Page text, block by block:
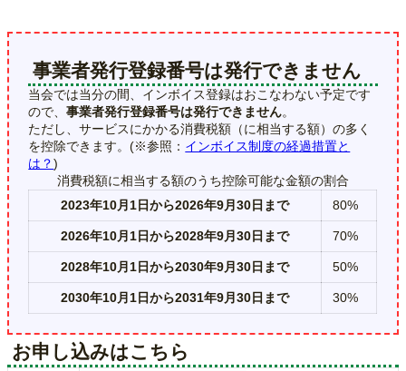
事業者発行登録番号は発行できません
当会では当分の間、インボイス登録はおこなわない予定です
ので、事業者発行登録番号は発行できません。
ただし、サービスにかかる消費税額（に相当する額）の多く
を控除できます。(※参照： インボイス制度の経過措置と
は？)
消費税額に相当する額のうち控除可能な金額の割合
2023年10月1日から2026年9月30日まで
80%
2026年10月1日から2028年9月30日まで 70%
2028年10月1日から2030年9月30日まで 50%
2030年10月1日から2031年9月30日まで 30%
お申し込みはこちら